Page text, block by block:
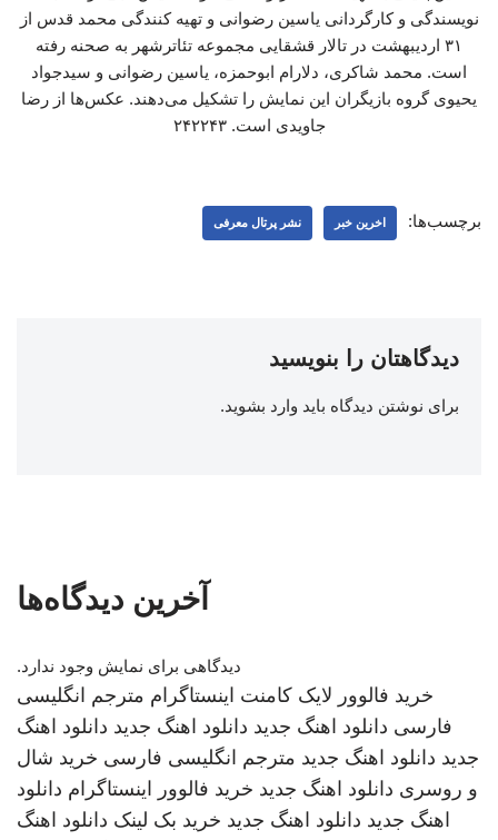
نویسندگی و کارگردانی یاسین رضوانی و تهیه کنندگی محمد قدس از
۳۱ اردیبهشت در تالار قشقایی مجموعه تئاترشهر به صحنه رفته
است. محمد ‌شاکری، دلارام ‌ابوحمزه، یاسین ‌رضوانی و سیدجواد
‌یحیوی گروه بازیگران این نمایش را تشکیل می‌دهند. عکس‌ها از رضا
جاویدی است. ۲۴۲۲۴۳
برچسب‌ها: اخرین خبر نشر پرتال معرفی
دیدگاهتان را بنویسید
برای نوشتن دیدگاه باید وارد بشوید.
آخرین دیدگاه‌ها
دیدگاهی برای نمایش وجود ندارد.
خرید فالوور لایک کامنت اینستاگرام مترجم انگلیسی
فارسی دانلود اهنگ جدید دانلود اهنگ جدید دانلود اهنگ
جدید دانلود اهنگ جدید مترجم انگلیسی فارسی خرید شال
و روسری دانلود اهنگ جدید خرید فالوور اینستاگرام دانلود
اهنگ جدید دانلود اهنگ جدید خرید بک لینک دانلود اهنگ